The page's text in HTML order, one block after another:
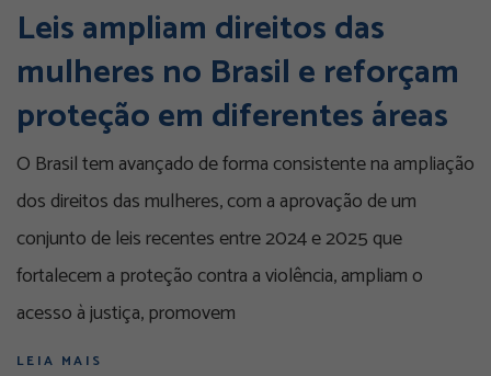
Leis ampliam direitos das
mulheres no Brasil e reforçam
proteção em diferentes áreas
O Brasil tem avançado de forma consistente na ampliação
dos direitos das mulheres, com a aprovação de um
conjunto de leis recentes entre 2024 e 2025 que
fortalecem a proteção contra a violência, ampliam o
acesso à justiça, promovem
LEIA MAIS